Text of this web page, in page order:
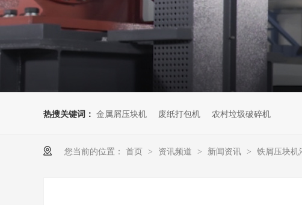
热搜关键词： 金属屑压块机 废纸打包机 农村垃圾破碎机
您当前的位置： 首页 > 资讯频道 > 新闻资讯 > 铁屑压块机